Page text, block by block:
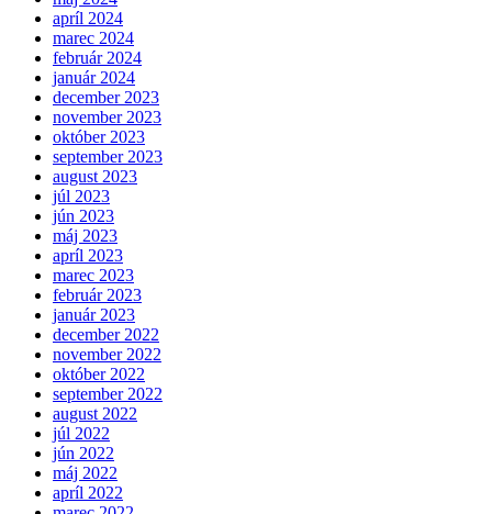
apríl 2024
marec 2024
február 2024
január 2024
december 2023
november 2023
október 2023
september 2023
august 2023
júl 2023
jún 2023
máj 2023
apríl 2023
marec 2023
február 2023
január 2023
december 2022
november 2022
október 2022
september 2022
august 2022
júl 2022
jún 2022
máj 2022
apríl 2022